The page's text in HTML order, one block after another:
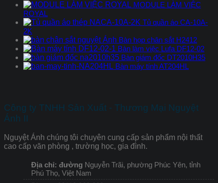
MODULE LÀM VIỆC
ROYAL
Tủ quần áo CA-10A-
2K
Bàn họp chân sắt H2412
Bàn làm việc Lufa DF12-02
Bàn giám đốc DT2010H35
Bàn máy tính AT204HL
Công ty TNHH Sản Xuất - Thương Mại Nguyệt
Ánh II
Nguyệt Ánh chúng tôi chuyên cung cấp sản phẩm nội thất
cao cấp văn phòng , trường học, gia đình.
Địa chỉ: đường Nguyễn Trãi, phường Phúc Yên, tỉnh
Phú Thọ, Việt Nam